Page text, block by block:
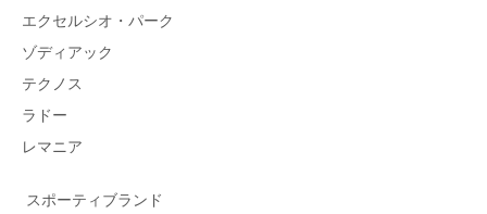
エクセルシオ・パーク
ゾディアック
テクノス
ラドー
レマニア
スポーティブランド